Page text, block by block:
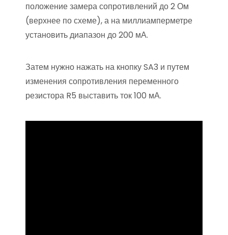
положение замера сопротивлений до 2 Ом
(верхнее по схеме), а на миллиамперметре
установить диапазон до 200 мА.
Затем нужно нажать на кнопку SA3 и путем
изменения сопротивления переменного
резистора R5 выставить ток 100 мА.